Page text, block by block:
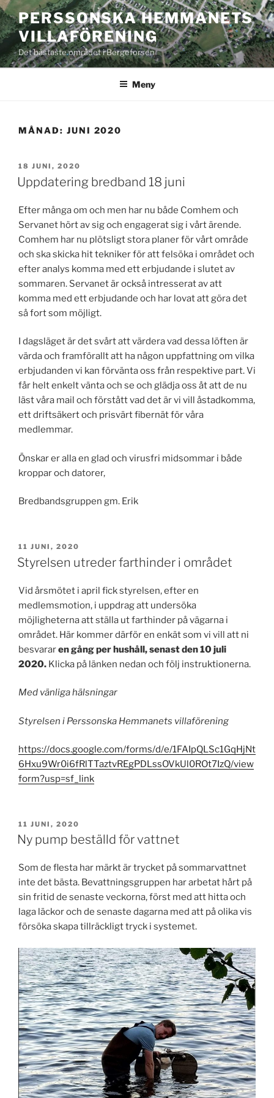
Hoppa
till
innehåll
PERSSONSKA HEMMANETS
VILLAFÖRENING
Det bästaste området i Bergeforsen
Meny
MÅNAD: JUNI 2020
PUBLICERAT
18 JUNI, 2020
Uppdatering bredband 18 juni
Efter många om och men har nu både Comhem och
Servanet hört av sig och engagerat sig i vårt ärende.
Comhem har nu plötsligt stora planer för vårt område
och ska skicka hit tekniker för att felsöka i området och
efter analys komma med ett erbjudande i slutet av
sommaren. Servanet är också intresserat av att
komma med ett erbjudande och har lovat att göra det
så fort som möjligt.
I dagsläget är det svårt att värdera vad dessa löften är
värda och framförallt att ha någon uppfattning om vilka
erbjudanden vi kan förvänta oss från respektive part. Vi
får helt enkelt vänta och se och glädja oss åt att de nu
läst våra mail och förstått vad det är vi vill åstadkomma,
ett driftsäkert och prisvärt fibernät för våra
medlemmar.
Önskar er alla en glad och virusfri midsommar i både
kroppar och datorer,
Bredbandsgruppen gm. Erik
PUBLICERAT
11 JUNI, 2020
Styrelsen utreder farthinder i området
Vid årsmötet i april fick styrelsen, efter en
medlemsmotion, i uppdrag att undersöka
möjligheterna att ställa ut farthinder på vägarna i
området. Här kommer därför en enkät som vi vill att ni
besvararen gång per hushåll, senast den 10 juli
2020. Klicka på länken nedan och följ instruktionerna.
Med vänliga hälsningar
Styrelsen i Perssonska Hemmanets villaförening
https://docs.google.com/forms/d/e/1FAIpQLSc1GqHjNt
6Hxu9Wr0i6fRlTTaztvREgPDLssOVkUl0ROt7IzQ/view
form?usp=sf_link
PUBLICERAT
11 JUNI, 2020
Ny pump beställd för vattnet
Som de flesta har märkt är trycket på sommarvattnet
inte det bästa. Bevattningsgruppen har arbetat hårt på
sin fritid de senaste veckorna, först med att hitta och
laga läckor och de senaste dagarna med att på olika vis
försöka skapa tillräckligt tryck i systemet.